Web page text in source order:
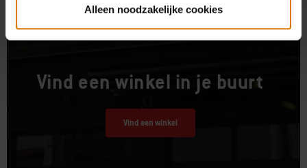
Alleen noodzakelijke cookies
KAN JE NIET BESLISSEN OVER EEN BARBECUE? KRIJG
Vind een winkel in je buurt
Vind een winkel